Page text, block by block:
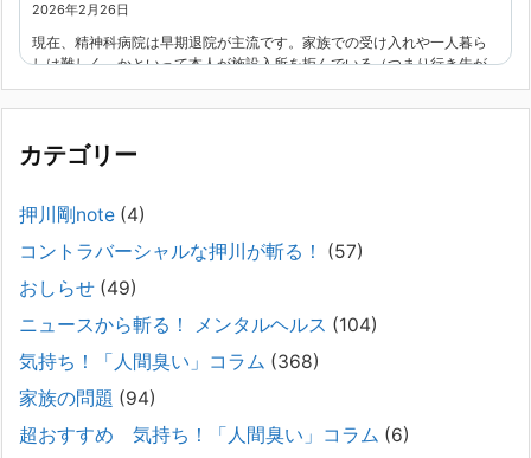
2026年2月26日
現在、精神科病院は早期退院が主流です。家族での受け入れや一人暮ら
しは難しく、かといって本人が施設入所を拒んでいる（つまり行き先が
見つかっていない）ような場合でも、病院から退院を急かされ、家族が
困ってし[...]
精神科から「退院できます」と言われた家族へ──退院
後の安全設計
2026年2月21日
通常価格 2,980円 → 今だけ 1,480円（50％OFF）こちらのnoteは、
（株）トキワ精神保健事務所（所長：押川剛）が支援の現場で行なって
きた実務対応を、家族向けに整理しています。 続きをみ
#042 精神疾患の子どもと健全なコミュニケーション
がとれない（母娘編）。
弊社は、病識のない重篤な精神疾患を抱えるご家族からのご相談を受
カテゴリー
押川剛note (4)
コントラバーシャルな押川が斬る！
(57)
おしらせ (49)
ニュースから斬る！ メンタルヘルス (104)
気持ち！「人間臭い」コラム (368)
家族の問題 (94)
超おすすめ 気持ち！「人間臭い」コラム (6)